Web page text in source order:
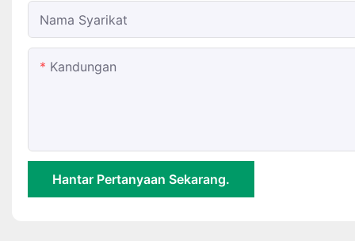
Nama Syarikat
Kandungan
Hantar Pertanyaan Sekarang.